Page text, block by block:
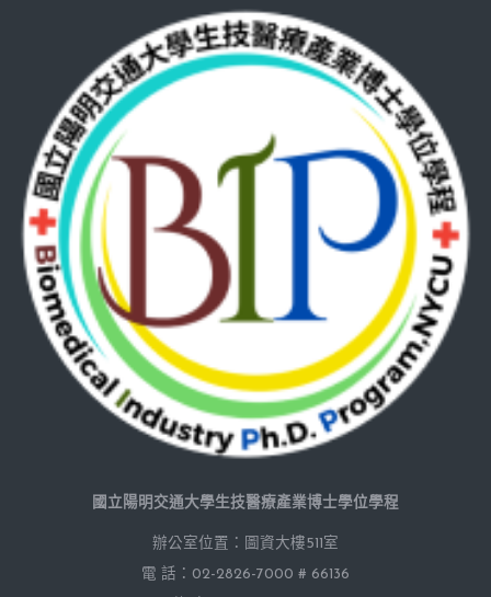
國立陽明交通大學生技醫療產業博士學位學程
辦公室位置：圖資大樓511室
電 話：02-2826-7000 # 66136